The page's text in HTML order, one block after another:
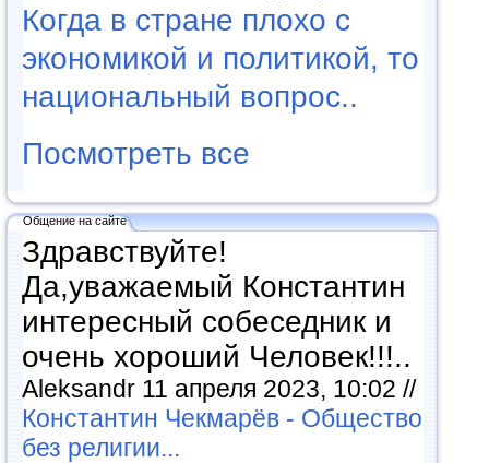
Когда в стране плохо с
экономикой и политикой, то
национальный вопрос..
Посмотреть все
Общение на сайте
Здравствуйте!
Да,уважаемый Константин
интересный собеседник и
очень хороший Человек!!!..
Aleksandr 11 апреля 2023, 10:02 //
Константин Чекмарёв - Общество
без религии...